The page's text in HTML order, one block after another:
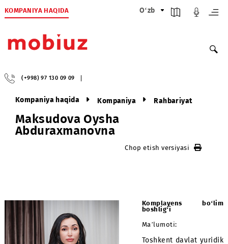
KOMPANIYA HAQIDA O‘zb
Kompaniya haqida
Maksudova Oysha
Abduraxmanovna
Komplayens